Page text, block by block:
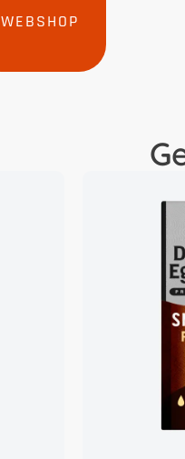
WEBSHOP